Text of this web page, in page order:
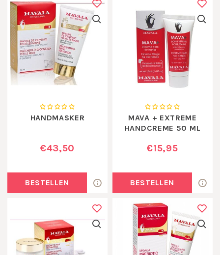
HANDMASKER
€43,50
BESTELLEN
MAVA + EXTREME
HANDCREME 50 ML
€15,95
BESTELLEN